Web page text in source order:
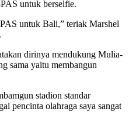
untuk berselfie.
untuk Bali,” teriak Marshel
dirinya mendukung Mulia-
sama yaitu membangun
stadion standar
pencinta olahraga saya sangat